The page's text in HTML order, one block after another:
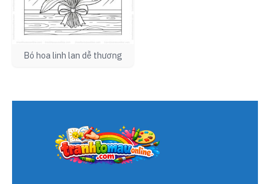
Bó hoa linh lan dễ thương